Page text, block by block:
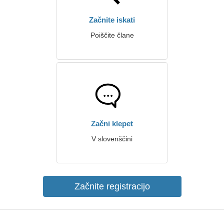
Začnite iskati
Poiščite člane
Začni klepet
V slovenščini
Začnite registracijo